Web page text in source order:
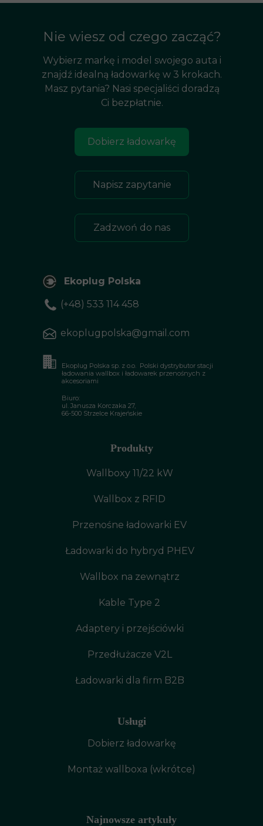
Nie wiesz od czego zacząć?
Napisz zapytanie
Zadzwoń do nas
Dobierz ładowarkę
Wybierz markę i model swojego auta i
znajdź idealną ładowarkę w 3 krokach.
Masz pytania? Nasi specjaliści doradzą
Ci bezpłatnie.
Produkty
Wallboxy 11/22 kW
Wallbox z RFID
Przenośne ładowarki EV
Ładowarki do hybryd PHEV
Wallbox na zewnątrz
Kable Type 2
Adaptery i przejściówki
Przedłużacze V2L
Ładowarki dla firm B2B
Najnowsze artykuły
(+48) 533 114 458
ekoplugpolska@gmail.com
Ekoplug Polska sp. z o.o. Polski dystrybutor stacji
ładowania wallbox i ładowarek przenośnych z
akcesoriami
Biuro:
ul. Janusza Korczaka 27,
66-500 Strzelce Krajeńskie
Ekoplug Polska
Usługi
Dobierz ładowarkę
Montaż wallboxa (wkrótce)